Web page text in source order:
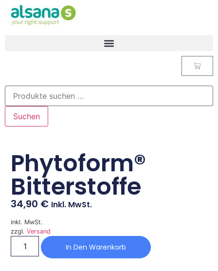
Suchen
Phytoform®
Bitterstoffe
34,90 € Inkl. MwSt.
inkl. MwSt.
zzgl.Versand
In Den Warenkorb